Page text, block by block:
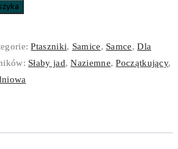
Ptaszniki, Samice, Samce,Dla
Słaby jad,Naziemne,Początkujący,